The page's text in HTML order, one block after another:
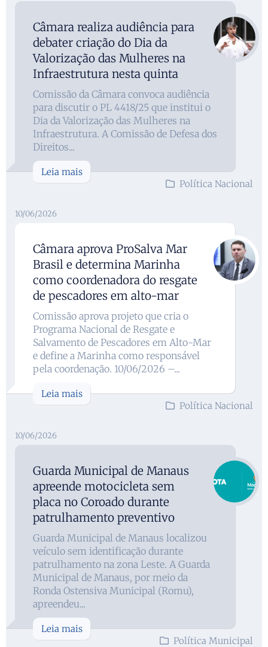
Câmara realiza audiência para
debater criação do Dia da
Valorização das Mulheres na
Infraestrutura nesta quinta
Comissão da Câmara convoca audiência
para discutir o PL 4418/25 que institui o
Dia da Valorização das Mulheres na
Infraestrutura. A Comissão de Defesa dos
Direitos...
Leia mais
Política Nacional
10/06/2026
Câmara aprova ProSalva Mar
Brasil e determina Marinha
como coordenadora do resgate
de pescadores em alto-mar
Comissão aprova projeto que cria o
Programa Nacional de Resgate e
Salvamento de Pescadores em Alto-Mar
e define a Marinha como responsável
pela coordenação. 10/06/2026 –...
Leia mais
Política Nacional
10/06/2026
Guarda Municipal de Manaus
apreende motocicleta sem
placa no Coroado durante
patrulhamento preventivo
Guarda Municipal de Manaus localizou
veículo sem identificação durante
patrulhamento na zona Leste. A Guarda
Municipal de Manaus, por meio da
Ronda Ostensiva Municipal (Romu),
apreendeu...
Leia mais
Política Municipal